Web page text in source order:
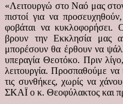
«Λειτουργώ στο Ναό μας
πιστοί για να
φοβάται να κυκλοφορήσει.
βρουν την Εκκλησία μας
μπορέσουν θα έρθουν να
υπεραγία Θεοτόκο. Πριν
λειτουργία. Προσπαθούμε
τις συνθήκες, χωρίς να
ΣΚΑΪ ο κ. Θεοφύλακτος και